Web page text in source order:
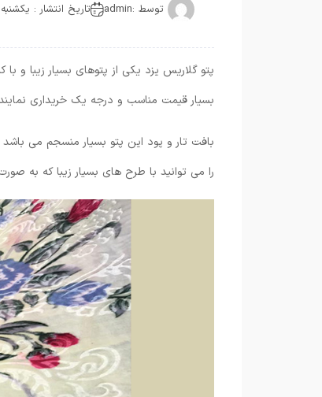
توسط :admin تاریخ انتشار : یکشنبه , 3 اکتبر
پتو گلاریس یزد یکی از پتوهای بسیار زیبا و
بسیار قیمت مناسب و درجه یک خریداری
بافت تار و پود این پتو بسیار منسجم می
را می توانید با طرح های بسیار زیبا که به